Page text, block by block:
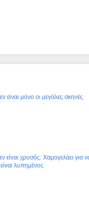
είναι μόνο οι μεγάλες σκηνές
είναι χρυσός: Χαμογελάει
λυπημένος